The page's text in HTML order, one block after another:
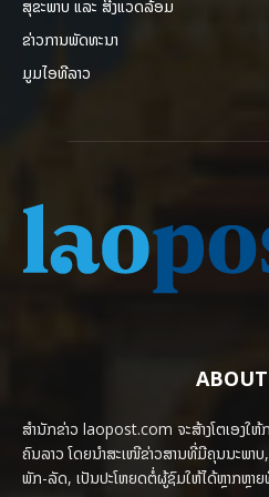
ສຸຂະພາບ ແລະ ສີ່ງແວດລ້ອມ
ຂ່າວການພັດທະນາ
ມູມໄອທີລາວ
ສຳນັກຂ່າວ laopost.com ຈະສ້າງໂຕເອງໃ
ຄົນລາວ ໂດຍນຳສະເໜີຂ່າວສານທີ່ມີຄຸນນະພາ
ພັກ-ລັດ, ເປັນປະໂຫຍດຕໍ່ຜູ້ຊົມໃຫ້ໄດ້ຫຼາກຫຼາ